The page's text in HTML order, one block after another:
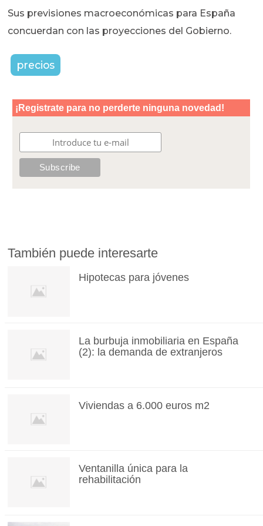
Sus previsiones macroeconómicas para España
concuerdan con las proyecciones del Gobierno.
precios
También puede interesarte
Hipotecas para jóvenes
La burbuja inmobiliaria en España
(2): la demanda de extranjeros
Viviendas a 6.000 euros m2
Ventanilla única para la
rehabilitación